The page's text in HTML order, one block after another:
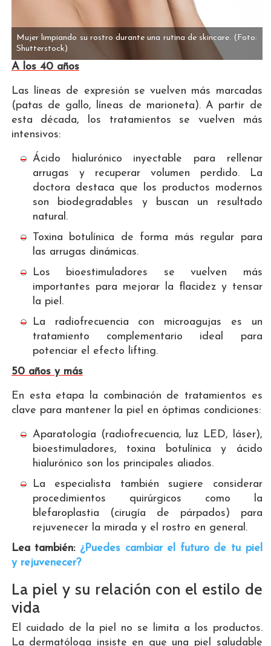
Mujer limpiando su rostro durante una rutina de skincare. (Foto:
Shutterstock)
A los 40 años
Las líneas de expresión se vuelven más marcadas
(patas de gallo, líneas de marioneta). A partir de
esta década, los tratamientos se vuelven más
intensivos:
Ácido hialurónico inyectable para rellenar
arrugas y recuperar volumen perdido. La
doctora destaca que los productos modernos
son biodegradables y buscan un resultado
natural.
Toxina botulínica de forma más regular para
las arrugas dinámicas.
Los bioestimuladores se vuelven más
importantes para mejorar la flacidez y tensar
la piel.
La radiofrecuencia con microagujas es un
tratamiento complementario ideal para
potenciar el efecto lifting.
50 años y más
En esta etapa la combinación de tratamientos es
clave para mantener la piel en óptimas condiciones:
Aparatología (radiofrecuencia, luz LED, láser),
bioestimuladores, toxina botulínica y ácido
hialurónico son los principales aliados.
La especialista también sugiere considerar
procedimientos quirúrgicos como la
blefaroplastia (cirugía de párpados) para
rejuvenecer la mirada y el rostro en general.
Lea también: ¿Puedes cambiar el futuro de tu piel
y rejuvenecer?
La piel y su relación con el estilo de
vida
El cuidado de la piel no se limita a los productos.
La dermatóloga insiste en que una piel saludable